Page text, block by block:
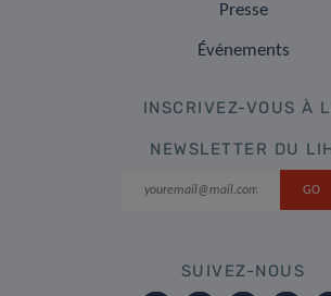
Presse
Événements
INSCRIVEZ-VOUS À
NEWSLETTER DU LIH
SUIVEZ-NOUS